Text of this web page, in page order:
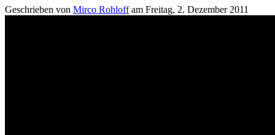
Geschrieben von Mirco Rohloffam Freitag, 2. Dezember 2011